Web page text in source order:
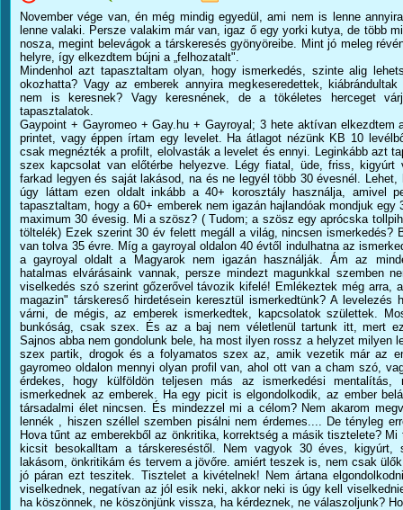
November vége van, én még mindig egyedül, ami nem is lenne
lenne valaki. Persze valakim már van, igaz ő egy yorki kutya, de több
nosza, megint belevágok a társkeresés gyönyöreibe. Mint jó meleg
helyre, így elkezdtem bújni a „felhozatalt".
Mindenhol azt tapasztaltam olyan, hogy ismerkedés, szinte alig
okozhatta? Vagy az emberek annyira megkeseredettek,
nem is keresnek? Vagy keresnének, de a tökéletes herceget
tapasztalatok.
Gaypoint + Gayromeo + Gay.hu + Gayroyal; 3 hete aktívan elkezdtem
printet, vagy éppen írtam egy levelet. Ha átlagot nézünk KB 10
csak megnézték a profilt, elolvasták a levelet és ennyi. Leginkább azt
szex kapcsolat van előtérbe helyezve. Légy fiatal, üde, friss, kigyúrt
farkad legyen és saját lakásod, na és ne legyél több 30 évesnél.
úgy láttam ezen oldalt inkább a 40+ korosztály használja, amivel
tapasztaltam, hogy a 60+ emberek nem igazán hajlandóak mondjuk
maximum 30 évesig. Mi a szösz? ( Tudom; a szösz egy aprócska
töltelék) Ezek szerint 30 év felett megáll a világ, nincsen ismerkedés?
van tolva 35 évre. Míg a gayroyal oldalon 40 évtől indulhatna az
a gayroyal oldalt a Magyarok nem igazán használják. Ám az
hatalmas elvárásaink vannak, persze mindezt magunkkal szemben
viselkedés szó szerint gőzerővel távozik kifelé! Emlékeztek még arra,
magazin" társkereső hirdetésein keresztül ismerkedtünk? A levelezés
várni, de mégis, az emberek ismerkedtek, kapcsolatok születtek.
bunkóság, csak szex. És az a baj nem véletlenül tartunk itt, mert
Sajnos abba nem gondolunk bele, ha most ilyen rossz a helyzet milyen
szex partik, drogok és a folyamatos szex az, amik vezetik már az
gayromeo oldalon mennyi olyan profil van, ahol ott van a cham szó,
érdekes, hogy külföldön teljesen más az ismerkedési
ismerkednek az emberek. Ha egy picit is elgondolkodik, az ember
társadalmi élet nincsen. És mindezzel mi a célom? Nem akarom
lennék , hiszen széllel szemben pisálni nem érdemes.... De tényleg
Hova tűnt az emberekből az önkritika, korrektség a másik tisztelete? Mi
kicsit besokalltam a társkereséstől. Nem vagyok 30 éves, kigyúrt,
lakásom, önkritikám és tervem a jövőre. amiért teszek is, nem csak
jó páran ezt teszitek. Tisztelet a kivételnek! Nem ártana
viselkednek, negatívan az jól esik neki, akkor neki is úgy kell
ha köszönnek, ne köszönjünk vissza, ha kérdeznek, ne válaszoljunk?